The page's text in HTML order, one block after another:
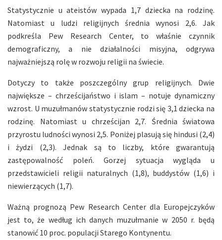
Statystycznie u ateistów wypada 1,7 dziecka na rodzinę.
Natomiast u ludzi religijnych średnia wynosi 2,6. Jak
podkreśla Pew Research Center, to właśnie czynnik
demograficzny, a nie działalności misyjna, odgrywa
najważniejszą rolę w rozwoju religii na świecie.
Dotyczy to także poszczególny grup religijnych. Dwie
największe – chrześcijaństwo i islam – notuje dynamiczny
wzrost. U muzułmanów statystycznie rodzi się 3,1 dziecka na
rodzinę. Natomiast u chrześcijan 2,7. Średnia światowa
przyrostu ludności wynosi 2,5. Poniżej plasują się hindusi (2,4)
i żydzi (2,3). Jednak są to liczby, które gwarantują
zastępowalność poleń. Gorzej sytuacja wygląda u
przedstawicieli religii naturalnych (1,8), buddystów (1,6) i
niewierzących (1,7).
Ważną prognozą Pew Research Center dla Europejczyków
jest to, że według ich danych muzułmanie w 2050 r. będą
stanowić 10 proc. populacji Starego Kontynentu.